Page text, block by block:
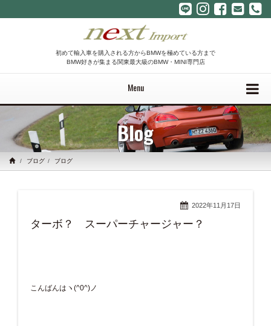
初めて輸入車を購入される方からBMWを極めている方まで
BMW好きが集まる関東最大級のBMW・MINI専門店
Menu
Blog
ブログ ブログ
2022年11月17日
ターボ？ スーパーチャージャー？
こんばんはヽ(^0^)ノ